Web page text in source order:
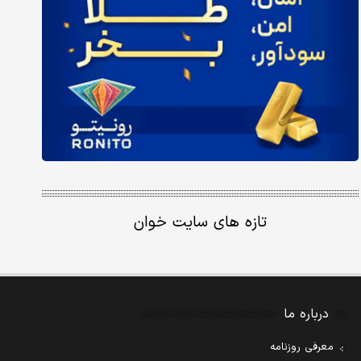
تازه های سایت خوان
درباره ما
معرفی روزنامه